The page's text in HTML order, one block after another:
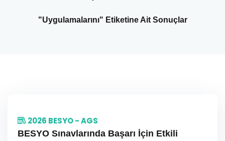
"Uygulamalarını" Etiketine Ait Sonuçlar
2026 BESYO - AGS
BESYO Sınavlarında Başarı İçin Etkili